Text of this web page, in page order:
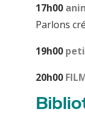
17h00
Parlons
19h00
20h00